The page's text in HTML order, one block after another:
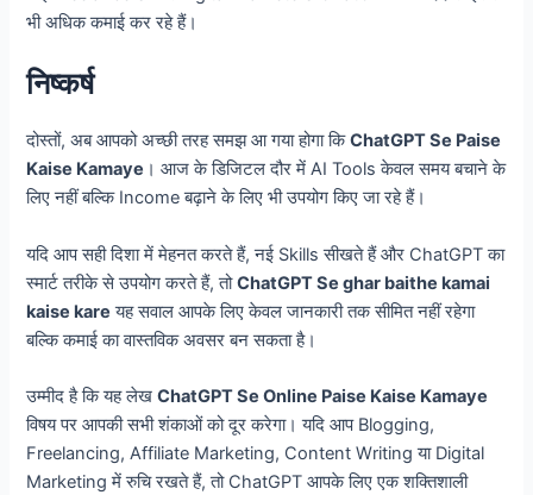
भी अधिक कमाई कर रहे हैं।
निष्कर्ष
दोस्तों, अब आपको अच्छी तरह समझ आ गया होगा किChatGPT Se Paise
Kaise Kamaye । आज के डिजिटल दौर में AI Tools केवल समय बचाने के
लिए नहीं बल्कि Income बढ़ाने के लिए भी उपयोग किए जा रहे हैं।
यदि आप सही दिशा में मेहनत करते हैं, नई Skills सीखते हैं और ChatGPT का
स्मार्ट तरीके से उपयोग करते हैं, तोChatGPT Se ghar baithe kamai
kaise kare यह सवाल आपके लिए केवल जानकारी तक सीमित नहीं रहेगा
बल्कि कमाई का वास्तविक अवसर बन सकता है।
उम्मीद है कि यह लेखChatGPT Se Online Paise Kaise Kamaye
विषय पर आपकी सभी शंकाओं को दूर करेगा। यदि आप Blogging,
Freelancing, Affiliate Marketing, Content Writing या Digital
Marketing में रुचि रखते हैं, तो ChatGPT आपके लिए एक शक्तिशाली